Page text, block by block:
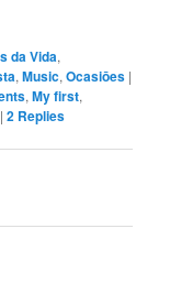
da Vida,
,Music,Ocasiōes |
,My first,
|2 Replies